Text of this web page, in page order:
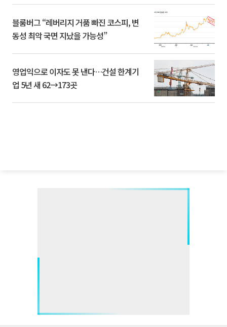
블룸버그 “레버리지 거품 빠진 코스피, 변
동성 최악 국면 지났을 가능성”
영업익으로 이자도 못 낸다…건설 한계기
업 5년 새 62→173곳